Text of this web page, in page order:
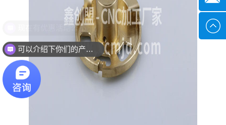
可以介绍下你们的产品么？
现在有优惠活动么？